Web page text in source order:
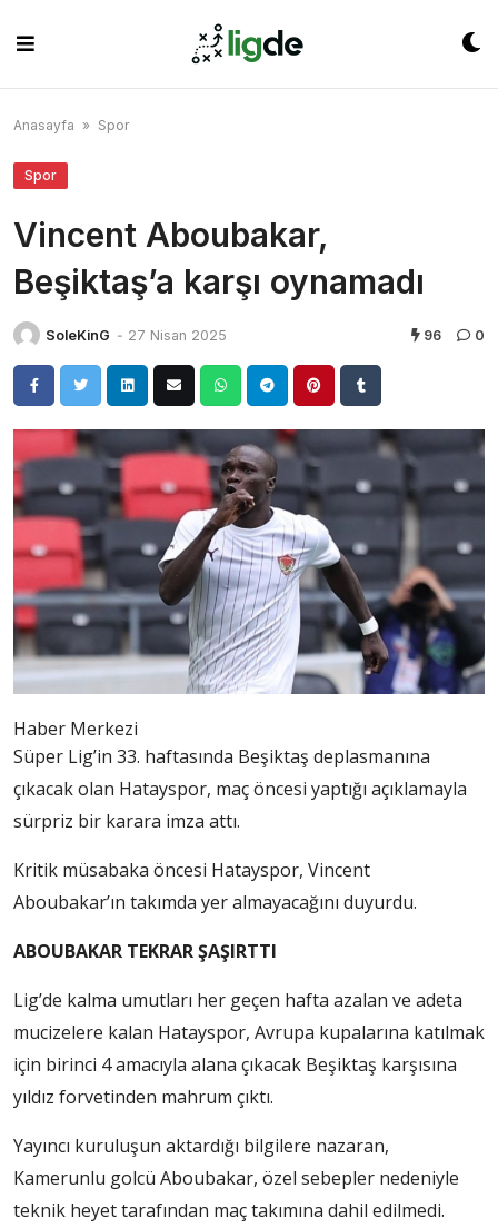
content
Anasayfa » Spor
Spor
Vincent Aboubakar,
Beşiktaş’a karşı oynamadı
SoleKinG - 27 Nisan 2025 96 0
Haber Merkezi
Süper Lig’in 33. haftasında Beşiktaş deplasmanına
çıkacak olan Hatayspor, maç öncesi yaptığı açıklamayla
sürpriz bir karara imza attı.
Kritik müsabaka öncesi Hatayspor, Vincent
Aboubakar’ın takımda yer almayacağını duyurdu.
ABOUBAKAR TEKRAR ŞAŞIRTTI
Lig’de kalma umutları her geçen hafta azalan ve adeta
mucizelere kalan Hatayspor, Avrupa kupalarına katılmak
için birinci 4 amacıyla alana çıkacak Beşiktaş karşısına
yıldız forvetinden mahrum çıktı.
Yayıncı kuruluşun aktardığı bilgilere nazaran,
Kamerunlu golcü Aboubakar, özel sebepler nedeniyle
teknik heyet tarafından maç takımına dahil edilmedi.